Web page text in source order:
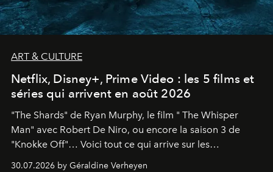
ART & CULTURE
Netflix, Disney+, Prime Video : les 5 films et
séries qui arrivent en août 2026
"The Shards" de Ryan Murphy, le film " The Whisper
Man" avec Robert De Niro, ou encore la saison 3 de
"Knokke Off"… Voici tout ce qui arrive sur les
plateformes de streaming en août 2026.
30.07.2026 by Géraldine Verheyen